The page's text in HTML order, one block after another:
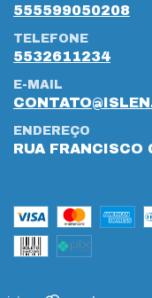
555599050208
TELEFONE
5532611234
E-MAIL
ENDEREÇO
RUA